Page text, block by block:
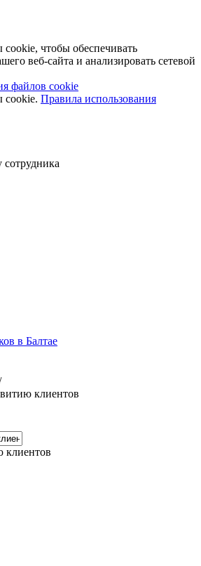
чтобы обеспечивать
веб-сайта и анализировать сетевой
файлов cookie
cookie. Правила использования
в Балтае
клиентов
клиентов